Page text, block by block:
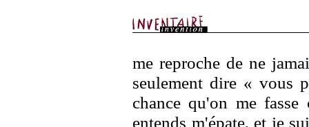
me reproche de ne
seulement dire « vous
chance qu'on me
entends m'épate, et je